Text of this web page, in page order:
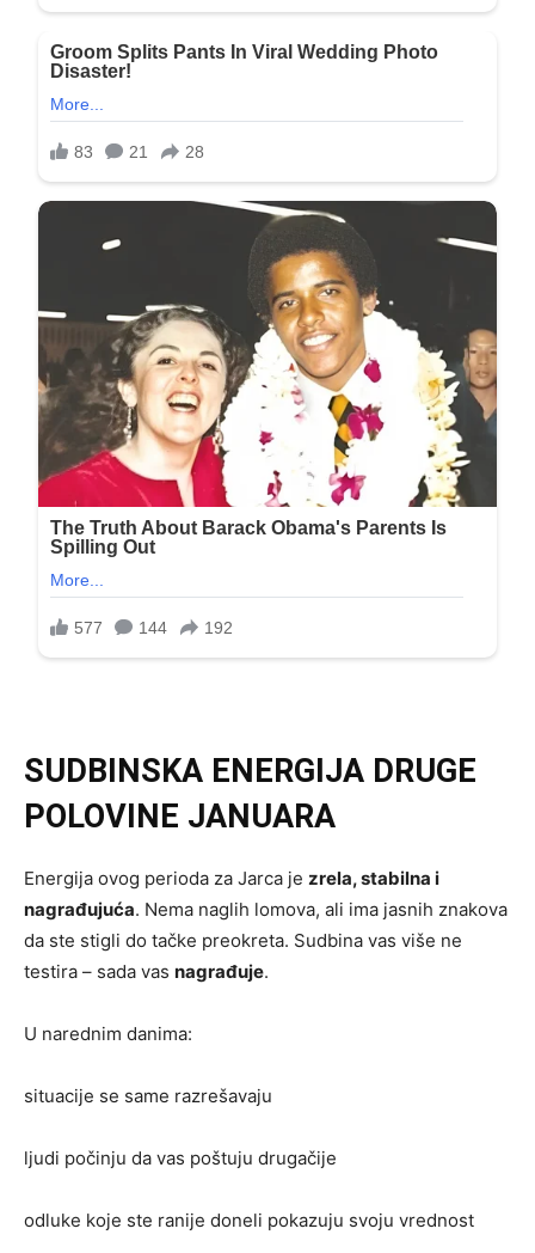
SUDBINSKA ENERGIJA DRUGE
POLOVINE JANUARA
Energija ovog perioda za Jarca je zrela, stabilna i
nagrađujuća. Nema naglih lomova, ali ima jasnih znakova
da ste stigli do tačke preokreta. Sudbina vas više ne
testira – sada vas nagrađuje.
U narednim danima:
situacije se same razrešavaju
ljudi počinju da vas poštuju drugačije
odluke koje ste ranije doneli pokazuju svoju vrednost